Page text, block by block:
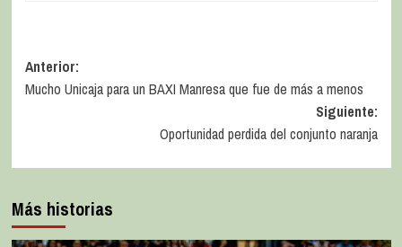
Anterior:
Mucho Unicaja para un BAXI Manresa que fue de más a menos
Siguiente:
Oportunidad perdida del conjunto naranja
Más historias